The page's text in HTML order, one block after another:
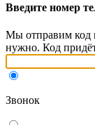
Введите номер
Мы отправим код
нужно. Код
Звонок